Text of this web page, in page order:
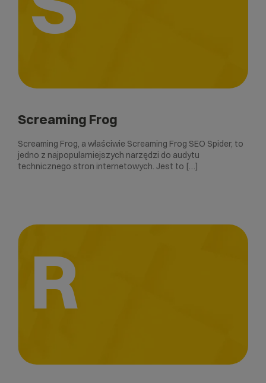
Screaming Frog
Screaming Frog, a właściwie Screaming Frog SEO Spider, to
jedno z najpopularniejszych narzędzi do audytu
technicznego stron internetowych. Jest to […]
R